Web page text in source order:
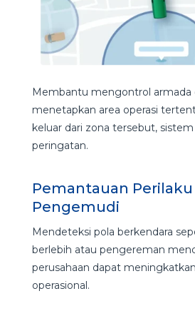
Membantu mengontrol armada
menetapkan area operasi
keluar dari zona tersebut,
peringatan.
Pemantauan Perilaku
Pengemudi
Mendeteksi pola berkendara
berlebih atau pengereman
perusahaan dapat
operasional.